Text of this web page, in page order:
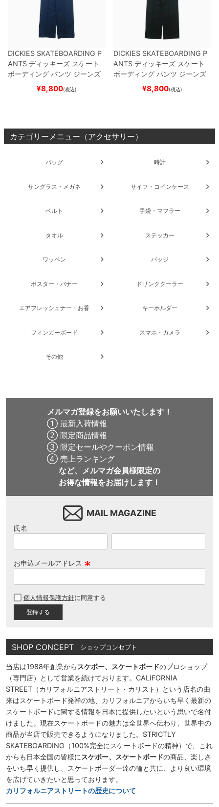
DICKIES SKATEBOARDING P
ANTS ディッキーズ スケート
ボーディング パンツ ジーンズ
SLIM FIT 30 LENGTH
スケートボード スケボ
¥8,800(税込)
DICKIES SKATEBOARDING P
ANTS ディッキーズ スケート
ボーディング パンツ ジーンズ
SLIM FIT 30 LENGTH
スケートボード スケボー
¥8,800(税込)
カテゴリーメニュー（アクセサリー）
バッグ 時計
サングラス・メガネ サイフ・コインケース
ベルト 手袋・マフラー
タオル ステッカー
ワッペン バッジ
ポスター・バナー ドリンククーラー
エアフレッシュナー・お香 キーホルダー
フィンガーボード スマホ・カメラ
その他
メルマガ登録をお願いいたします！
① 最新入荷情報
② 限定商品情報
③ 限定セールやクーポン情報
④ 売上ランキング
など、メルマガ会員様限定の
お得な情報をお届けします！
MAIL MAGAZINE
氏名
お申込メールアドレス
須
個人情報保護方針に同意する
SHOP CONCEPT ショップコンセプト
当店は1988年創業から スケボー、スケートボードのプロショップ
（専門店）として営業を続けております。CALIFORNIA
STREET（カリフォルニアストリート・カリスト）という店名の由
来はスケートボード発祥の地、カリフォルニアからいち早く最新の
スケートボードに関する情報を日本に提供したいという思いで名付
けました。現在スケートボードの魅力は全世界へ伝わり、世界中の
商品が当店で販売できるようになりました。STRICTLY
SKATEBOARDING（100%完全にスケートボードの精神）で、これ
からも日本全国の皆様に スケボー、スケートボードの商品、楽しさ
をいち早く提供し、スケートボーダー達の輪と共に、より良い環境
を広げていきたいと思っております。
カリフォルニアストリートの歴史について